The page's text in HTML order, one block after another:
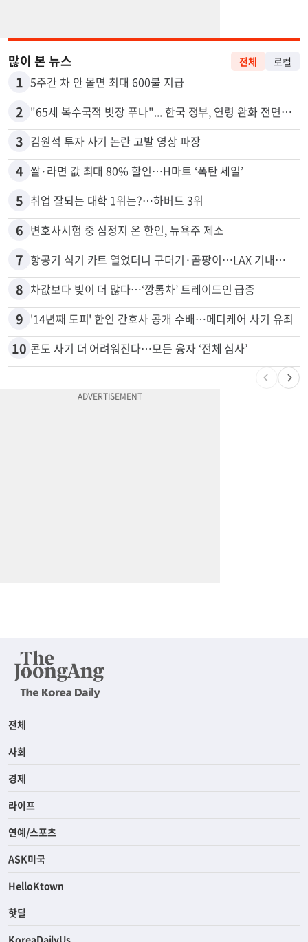
많이 본 뉴스 전체 로컬
1 5주간 차 안 몰면 최대 600불 지급
2 "65세 복수국적 빗장 푸나"... 한국 정부, 연령 완화 전면 추진
3 김원석 투자 사기 논란 고발 영상 파장
4 쌀·라면 값 최대 80% 할인…H마트 ‘폭탄 세일’
5 취업 잘되는 대학 1위는?…하버드 3위
6 변호사시험 중 심정지 온 한인, 뉴욕주 제소
7 항공기 식기 카트 열었더니 구더기·곰팡이…LAX 기내식 업체 논란
8 차값보다 빚이 더 많다…‘깡통차’ 트레이드인 급증
9 '14년째 도피' 한인 간호사 공개 수배…메디케어 사기 유죄
10 콘도 사기 더 어려워진다…모든 융자 ‘전체 심사’
전체
사회
경제
라이프
연예/스포츠
ASK미국
HelloKtown
핫딜